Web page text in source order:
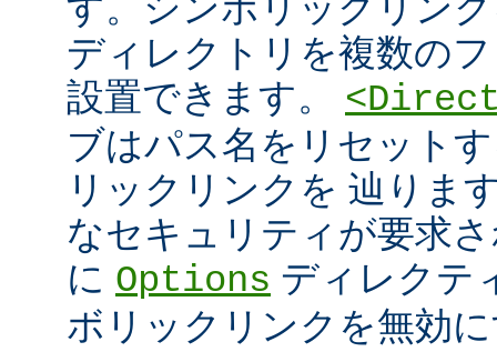
ディレクトリを複数の
設置できます。
ブはパス名をリセット
リックリンクを 辿りま
なセキュリティが要求
に Options ディレクテ
ボリックリンクを無効